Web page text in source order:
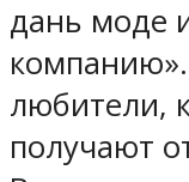
дань моде
любители,
получают